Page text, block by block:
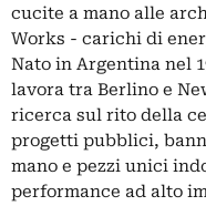
cucite a mano alle
Works - carichi di
Nato in Argentina nel
lavora tra Berlino e
ricerca sul rito della
progetti pubblici,
mano e pezzi unici
performance ad alto